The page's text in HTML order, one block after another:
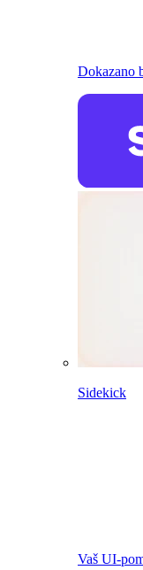
Dokazano
Sidekick
Vaš UI-